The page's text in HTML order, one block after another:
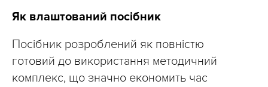
Як влаштований посібник
Посібник розроблений як повністю
готовий до використання методичний
комплекс, що значно економить час